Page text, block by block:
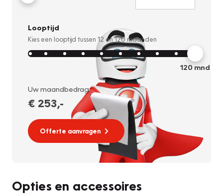
Looptijd
Kies een looptijd tussen 12 en120 maanden
120mnd
Uw maandbedrag:
€ 253,-
Offerte aanvragen
Opties en accessoires